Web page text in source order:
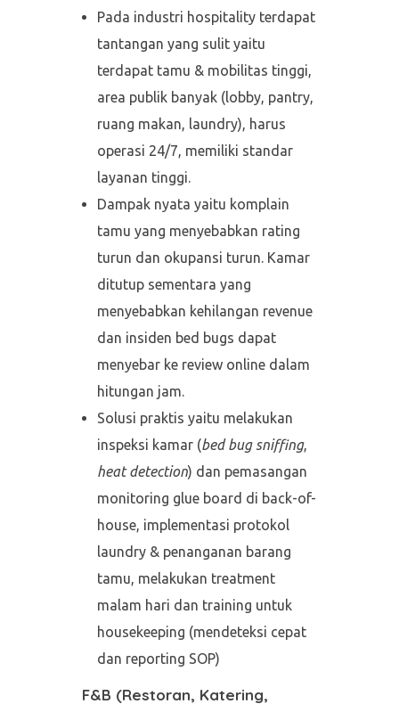
Pada industri hospitality terdapat
tantangan yang sulit yaitu
terdapat tamu & mobilitas tinggi,
area publik banyak (lobby, pantry,
ruang makan, laundry), harus
operasi 24/7, memiliki standar
layanan tinggi.
Dampak nyata yaitu komplain
tamu yang menyebabkan rating
turun dan okupansi turun. Kamar
ditutup sementara yang
menyebabkan kehilangan revenue
dan insiden bed bugs dapat
menyebar ke review online dalam
hitungan jam.
Solusi praktis yaitu melakukan
inspeksi kamar (bed bug sniffing,
heat detection) dan pemasangan
monitoring glue board di back-of-
house, implementasi protokol
laundry & penanganan barang
tamu, melakukan treatment
malam hari dan training untuk
housekeeping (mendeteksi cepat
dan reporting SOP)
F&B (Restoran, Katering,